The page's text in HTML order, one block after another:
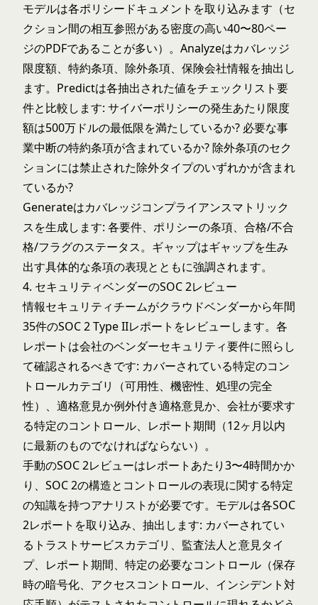
モデルは各ポリシードキュメントを取り込みます（セ
クション間の相互参照がある密度の高い40〜80ペー
ジのPDFであることが多い）。Analyzeはカバレッジ
限度額、特約条項、除外条項、保険会社情報を抽出し
ます。Predictは各抽出された値をチェックリスト要
件と比較します: サイバーポリシーの発生あたり限度
額は500万ドルの最低限を満たしているか? 必要な事
業中断の特約条項が含まれているか? 除外条項のセク
ションには禁止された除外タイプのいずれかが含まれ
ているか?
Generateはカバレッジコンプライアンスマトリック
スを生成します: 各要件、ポリシーの条項、合格/不合
格/フラグのステータス。ギャップはギャップを生み
出す具体的な条項の表現とともに強調されます。
4. セキュリティベンダーのSOC 2レビュー
情報セキュリティチームがクラウドベンダーから年間
35件のSOC 2 Type IIレポートをレビューします。各
レポートは会社のベンダーセキュリティ要件に照らし
て確認されるべきです: カバーされている特定のコン
トロールカテゴリ（可用性、機密性、処理の完全
性）、適格意見か例外付き適格意見か、会社が要求す
る特定のコントロール、レポート期間（12ヶ月以内
に最新のものでなければならない）。
手動のSOC 2レビューはレポートあたり3〜4時間かか
り、SOC 2の構造とコントロールの表現に関する特定
の知識を持つアナリストが必要です。モデルは各SOC
2レポートを取り込み、抽出します: カバーされてい
るトラストサービスカテゴリ、監査法人と意見タイ
プ、レポート期間、特定の必要なコントロール（保存
時の暗号化、アクセスコントロール、インシデント対